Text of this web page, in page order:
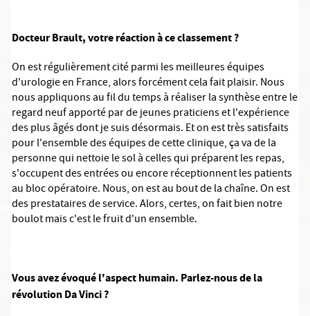
Docteur Brault, votre réaction à ce classement ?
On est régulièrement cité parmi les meilleures équipes
d'urologie en France, alors forcément cela fait plaisir. Nous
nous appliquons au fil du temps à réaliser la synthèse entre le
regard neuf apporté par de jeunes praticiens et l'expérience
des plus âgés dont je suis désormais. Et on est très satisfaits
pour l'ensemble des équipes de cette clinique, ça va de la
personne qui nettoie le sol à celles qui préparent les repas,
s'occupent des entrées ou encore réceptionnent les patients
au bloc opératoire. Nous, on est au bout de la chaîne. On est
des prestataires de service. Alors, certes, on fait bien notre
boulot mais c'est le fruit d'un ensemble.
Vous avez évoqué l'aspect humain. Parlez-nous de la
révolution Da Vinci ?